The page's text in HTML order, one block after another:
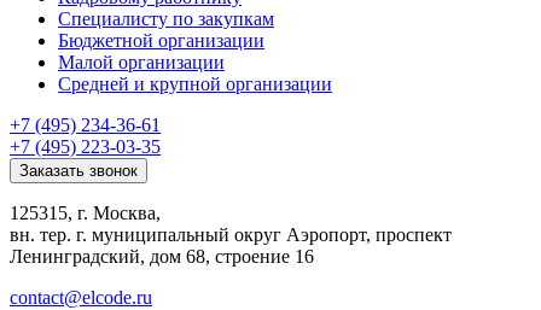
Специалисту по закупкам
Бюджетной организации
Малой организации
Средней и крупной организации
+7 (495) 234-36-61
+7 (495) 223-03-35
Заказать звонок
125315, г. Москва,
вн. тер. г. муниципальный округ Аэропорт, проспект
Ленинградский, дом 68, строение 16
contact@elcode.ru